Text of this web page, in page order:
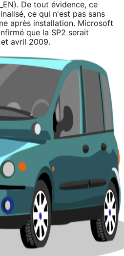
De tout évidence, ce
ce qui n'est pas sans
après installation. Microsoft
que la SP2 serait
avril 2009.